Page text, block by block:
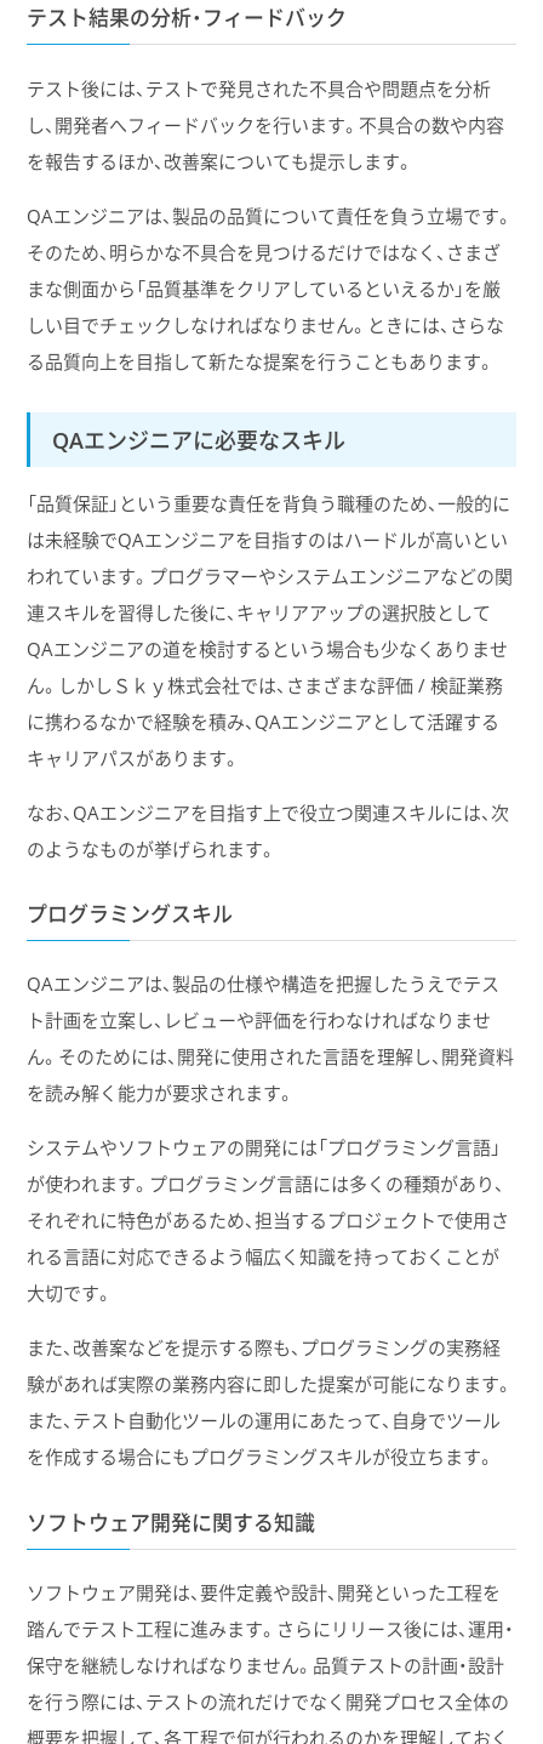
テスト結果の分析・フィードバック
テスト後には、テストで発見された不具合や問題点を分析
し、開発者へフィードバックを行います。不具合の数や内容
を報告するほか、改善案についても提示します。
QAエンジニアは、製品の品質について責任を負う立場です。
そのため、明らかな不具合を見つけるだけではなく、さまざ
まな側面から「品質基準をクリアしているといえるか」を厳
しい目でチェックしなければなりません。ときには、さらな
る品質向上を目指して新たな提案を行うこともあります。
QAエンジニアに必要なスキル
「品質保証」という重要な責任を背負う職種のため、一般的に
は未経験でQAエンジニアを目指すのはハードルが高いとい
われています。プログラマーやシステムエンジニアなどの関
連スキルを習得した後に、キャリアアップの選択肢として
QAエンジニアの道を検討するという場合も少なくありませ
ん。しかしＳｋｙ株式会社では、さまざまな評価 / 検証業務
に携わるなかで経験を積み、QAエンジニアとして活躍する
キャリアパスがあります。
なお、QAエンジニアを目指す上で役立つ関連スキルには、次
のようなものが挙げられます。
プログラミングスキル
QAエンジニアは、製品の仕様や構造を把握したうえでテス
ト計画を立案し、レビューや評価を行わなければなりませ
ん。そのためには、開発に使用された言語を理解し、開発資料
を読み解く能力が要求されます。
システムやソフトウェアの開発には「プログラミング言語」
が使われます。プログラミング言語には多くの種類があり、
それぞれに特色があるため、担当するプロジェクトで使用さ
れる言語に対応できるよう幅広く知識を持っておくことが
大切です。
また、改善案などを提示する際も、プログラミングの実務経
験があれば実際の業務内容に即した提案が可能になります。
また、テスト自動化ツールの運用にあたって、自身でツール
を作成する場合にもプログラミングスキルが役立ちます。
ソフトウェア開発に関する知識
ソフトウェア開発は、要件定義や設計、開発といった工程を
踏んでテスト工程に進みます。さらにリリース後には、運用・
保守を継続しなければなりません。品質テストの計画・設計
を行う際には、テストの流れだけでなく開発プロセス全体の
概要を把握して、各工程で何が行われるのかを理解しておく